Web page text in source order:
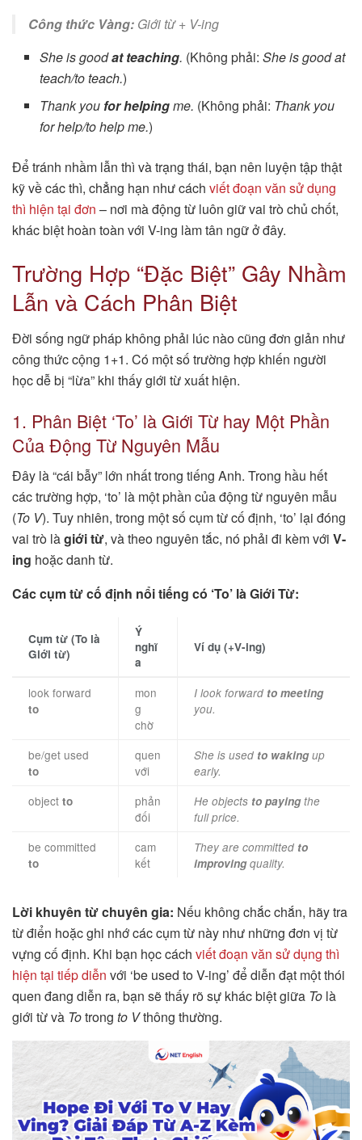
Công thức Vàng: Giới từ + V-ing
She is goodat teaching. (Không phải:She is good at
teach/to teach.)
Thank you for helpingme. (Không phải: Thank you
for help/to help me.)
Để tránh nhầm lẫn thì và trạng thái, bạn nên luyện tập thật
kỹ về các thì, chẳng hạn như cách viết đoạn văn sử dụng
thì hiện tại đơn – nơi mà động từ luôn giữ vai trò chủ chốt,
khác biệt hoàn toàn với V-ing làm tân ngữ ở đây.
Trường Hợp “Đặc Biệt” Gây Nhầm
Lẫn và Cách Phân Biệt
Đời sống ngữ pháp không phải lúc nào cũng đơn giản như
công thức cộng 1+1. Có một số trường hợp khiến người
học dễ bị “lừa” khi thấy giới từ xuất hiện.
1. Phân Biệt ‘To’ là Giới Từ hay Một Phần
Của Động Từ Nguyên Mẫu
Đây là “cái bẫy” lớn nhất trong tiếng Anh. Trong hầu hết
các trường hợp, ‘to’ là một phần của động từ nguyên mẫu
(To V). Tuy nhiên, trong một số cụm từ cố định, ‘to’ lại đóng
vai trò làgiới từ, và theo nguyên tắc, nó phải đi kèm với V-
ing hoặc danh từ.
Các cụm từ cố định nổi tiếng có ‘To’ là Giới Từ:
Cụm từ (To là
Giới từ)
Ý
nghĩ
a
Ví dụ (+V-ing)
look forward
to
mon
g
chờ
I look forward to meeting
you.
be/get used
to
quen
với
She is used to wakingup
early.
object to
phản
đối
He objects to payingthe
full price.
be committed
to
cam
kết
They are committed to
improvingquality.
Lời khuyên từ chuyên gia: Nếu không chắc chắn, hãy tra
từ điển hoặc ghi nhớ các cụm từ này như những đơn vị từ
vựng cố định. Khi bạn học cách viết đoạn văn sử dụng thì
hiện tại tiếp diễn với ‘be used to V-ing’ để diễn đạt một thói
quen đang diễn ra, bạn sẽ thấy rõ sự khác biệt giữa To là
giới từ và Totrong to Vthông thường.